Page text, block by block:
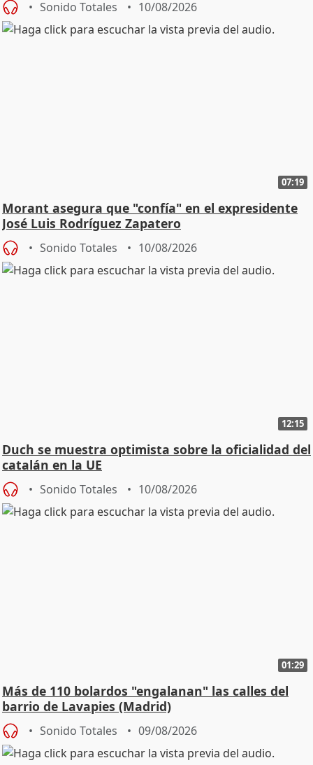
Sonido Totales 10/08/2026
07:19
Morant asegura que "confía" en el expresidente
José Luis Rodríguez Zapatero
Sonido Totales 10/08/2026
12:15
Duch se muestra optimista sobre la oficialidad del
catalán en la UE
Sonido Totales 10/08/2026
01:29
Más de 110 bolardos "engalanan" las calles del
barrio de Lavapies (Madrid)
Sonido Totales 09/08/2026